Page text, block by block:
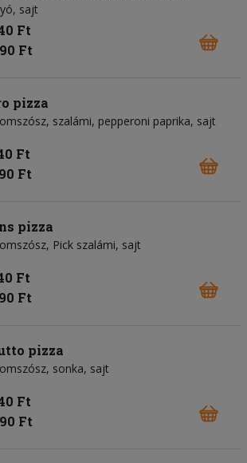
sajt
Ft
Ft
pizza
szalámi pepperoni paprika sajt
Ft
Ft
pizza
Pick szalámi sajt
Ft
Ft
pizza
sonka sajt
Ft
Ft